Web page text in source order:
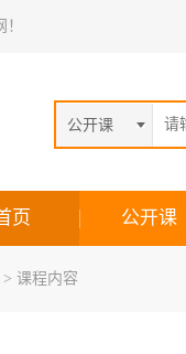
公开课
页 公开课
课程内容